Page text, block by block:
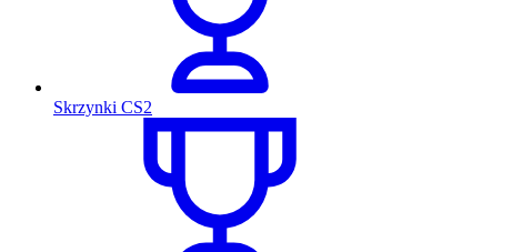
Skrzynki CS2